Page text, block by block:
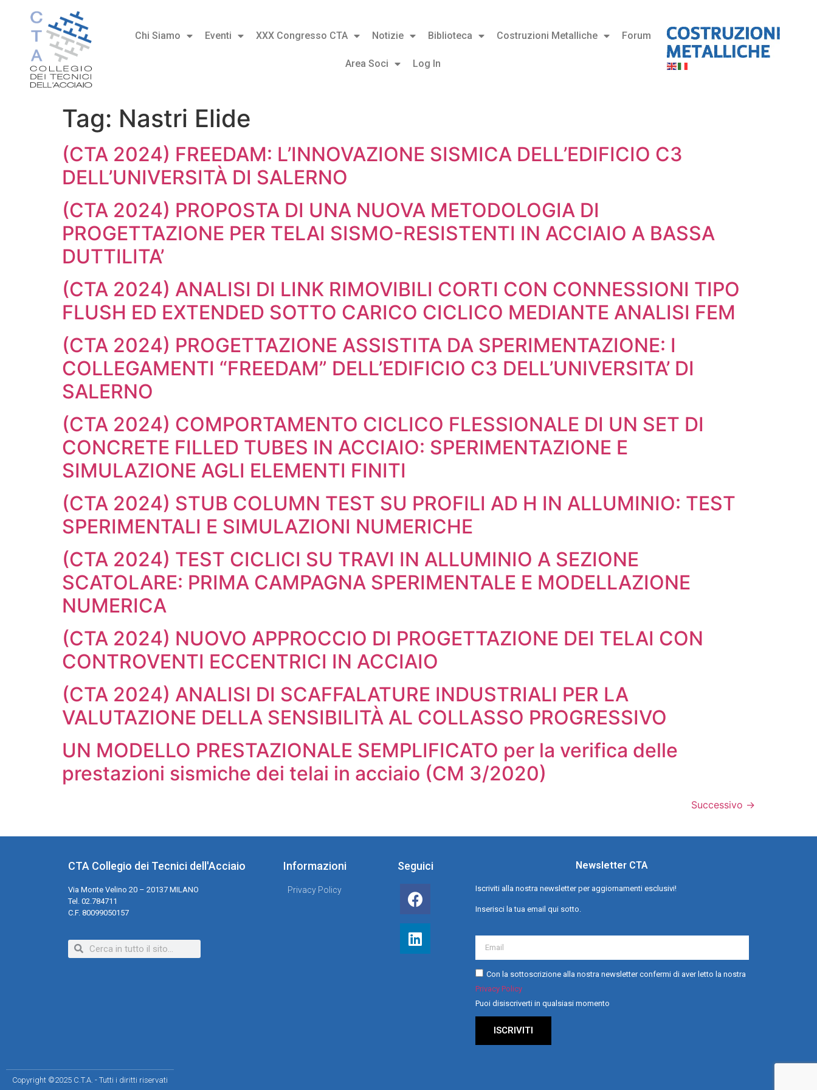
Chi Siamo Eventi XXX Congresso CTA Notizie Biblioteca Costruzioni Metalliche Forum
Area Soci Log In
Tag: Nastri Elide
(CTA 2024) FREEDAM: L’INNOVAZIONE SISMICA DELL’EDIFICIO C3
DELL’UNIVERSITÀ DI SALERNO
(CTA 2024) PROPOSTA DI UNA NUOVA METODOLOGIA DI
PROGETTAZIONE PER TELAI SISMO-RESISTENTI IN ACCIAIO A BASSA
DUTTILITA’
(CTA 2024) ANALISI DI LINK RIMOVIBILI CORTI CON CONNESSIONI TIPO
FLUSH ED EXTENDED SOTTO CARICO CICLICO MEDIANTE ANALISI FEM
(CTA 2024) PROGETTAZIONE ASSISTITA DA SPERIMENTAZIONE: I
COLLEGAMENTI “FREEDAM” DELL’EDIFICIO C3 DELL’UNIVERSITA’ DI
SALERNO
(CTA 2024) COMPORTAMENTO CICLICO FLESSIONALE DI UN SET DI
CONCRETE FILLED TUBES IN ACCIAIO: SPERIMENTAZIONE E
SIMULAZIONE AGLI ELEMENTI FINITI
(CTA 2024) STUB COLUMN TEST SU PROFILI AD H IN ALLUMINIO: TEST
SPERIMENTALI E SIMULAZIONI NUMERICHE
(CTA 2024) TEST CICLICI SU TRAVI IN ALLUMINIO A SEZIONE
SCATOLARE: PRIMA CAMPAGNA SPERIMENTALE E MODELLAZIONE
NUMERICA
(CTA 2024) NUOVO APPROCCIO DI PROGETTAZIONE DEI TELAI CON
CONTROVENTI ECCENTRICI IN ACCIAIO
(CTA 2024) ANALISI DI SCAFFALATURE INDUSTRIALI PER LA
VALUTAZIONE DELLA SENSIBILITÀ AL COLLASSO PROGRESSIVO
UN MODELLO PRESTAZIONALE SEMPLIFICATO per la verifica delle
prestazioni sismiche dei telai in acciaio (CM 3/2020)
Successivo →
CTA Collegio dei Tecnici dell'Acciaio
Via Monte Velino 20 – 20137 MILANO
Tel. 02.784711
C.F. 80099050157
Informazioni
Privacy Policy
Seguici Newsletter CTA
Iscriviti alla nostra newsletter per aggiornamenti esclusivi!
Inserisci la tua email qui sotto.
Con la sottoscrizione alla nostra newsletter confermi di aver letto la nostra
Privacy Policy
Puoi disiscriverti in qualsiasi momento
ISCRIVITI
Copyright ©2025 C.T.A. - Tutti i diritti riservati